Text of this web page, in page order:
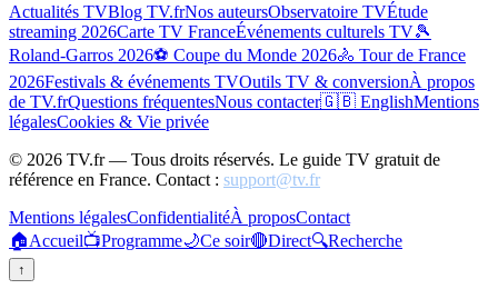
Actualités TVBlog TV.frNos auteursObservatoire TVÉtude
streaming 2026Carte TV FranceÉvénements culturels TV🎾
Roland-Garros 2026⚽ Coupe du Monde 2026🚴 Tour de France
2026Festivals & événements TVOutils TV & conversionÀ propos
de TV.frQuestions fréquentesNous contacter🇬🇧 EnglishMentions
légalesCookies & Vie privée
© 2026 TV.fr — Tous droits réservés. Le guide TV gratuit de
référence en France. Contact : support@tv.fr
Mentions légalesConfidentialitéÀ proposContact
🏠Accueil📺Programme🌙Ce soir🔴Direct🔍Recherche
↑